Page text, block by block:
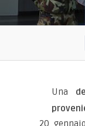
Una
20